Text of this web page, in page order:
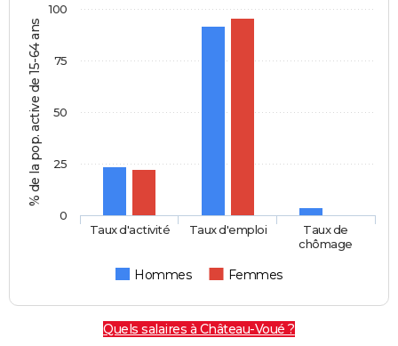
% de la pop. active de 15-64 ans
Hommes Femmes
Taux d'activité Taux d'emploi
Taux de
chômage
0
25
50
75
100
Quels salaires à Château-Voué ?